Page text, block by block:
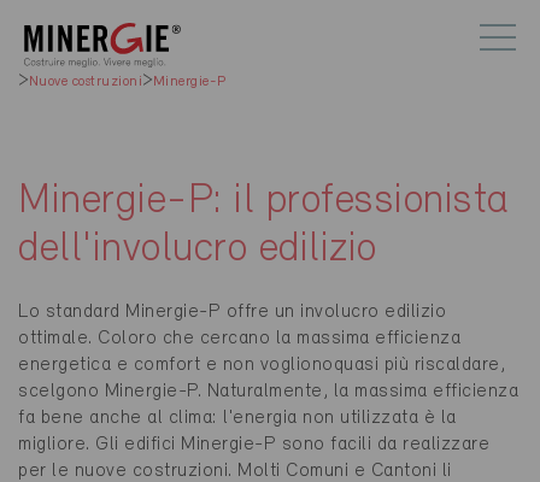
Nuove costruzioni Minergie-P
Minergie-P: il professionista
dell'involucro edilizio
Lo standard Minergie-P offre un involucro edilizio
ottimale. Coloro che cercano la massima efficienza
energetica e comfort e non voglionoquasi più riscaldare,
scelgono Minergie-P. Naturalmente, la massima efficienza
fa bene anche al clima: l'energia non utilizzata è la
migliore. Gli edifici Minergie-P sono facili da realizzare
per le nuove costruzioni. Molti Comuni e Cantoni li